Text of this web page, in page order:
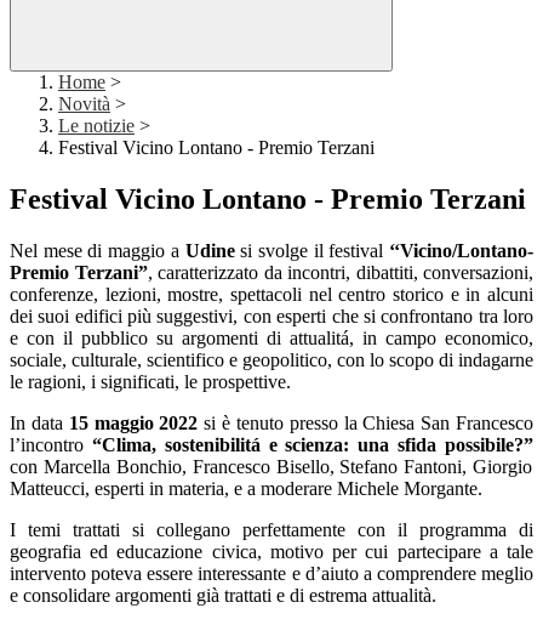
Home >
Novità >
Le notizie >
Festival Vicino Lontano - Premio Terzani
Festival Vicino Lontano - Premio Terzani
Nel mese di maggio a Udinesi svolge il festival ‘‘Vicino/Lontano-
Premio Terzani”, caratterizzato da incontri, dibattiti, conversazioni,
conferenze, lezioni, mostre, spettacoli nel centro storico e in alcuni
dei suoi edifici più suggestivi, con esperti che si confrontano tra loro
e con il pubblico su argomenti di attualitá, in campo economico,
sociale, culturale, scientifico e geopolitico, con lo scopo di indagarne
le ragioni, i significati, le prospettive.
In data 15 maggio 2022si è tenuto presso la Chiesa San Francesco
l’incontro “Clima, sostenibilitá e scienza: una sfida possibile?”
con Marcella Bonchio, Francesco Bisello, Stefano Fantoni, Giorgio
Matteucci, esperti in materia, e a moderare Michele Morgante.
I temi trattati si collegano perfettamente con il programma di
geografia ed educazione civica, motivo per cui partecipare a tale
intervento poteva essere interessante e d’aiuto a comprendere meglio
e consolidare argomenti già trattati e di estrema attualità.